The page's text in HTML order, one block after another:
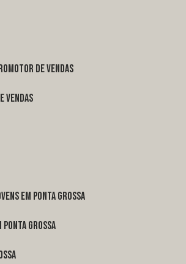
de vendas
vendas
em Ponta Grossa
Ponta Grossa